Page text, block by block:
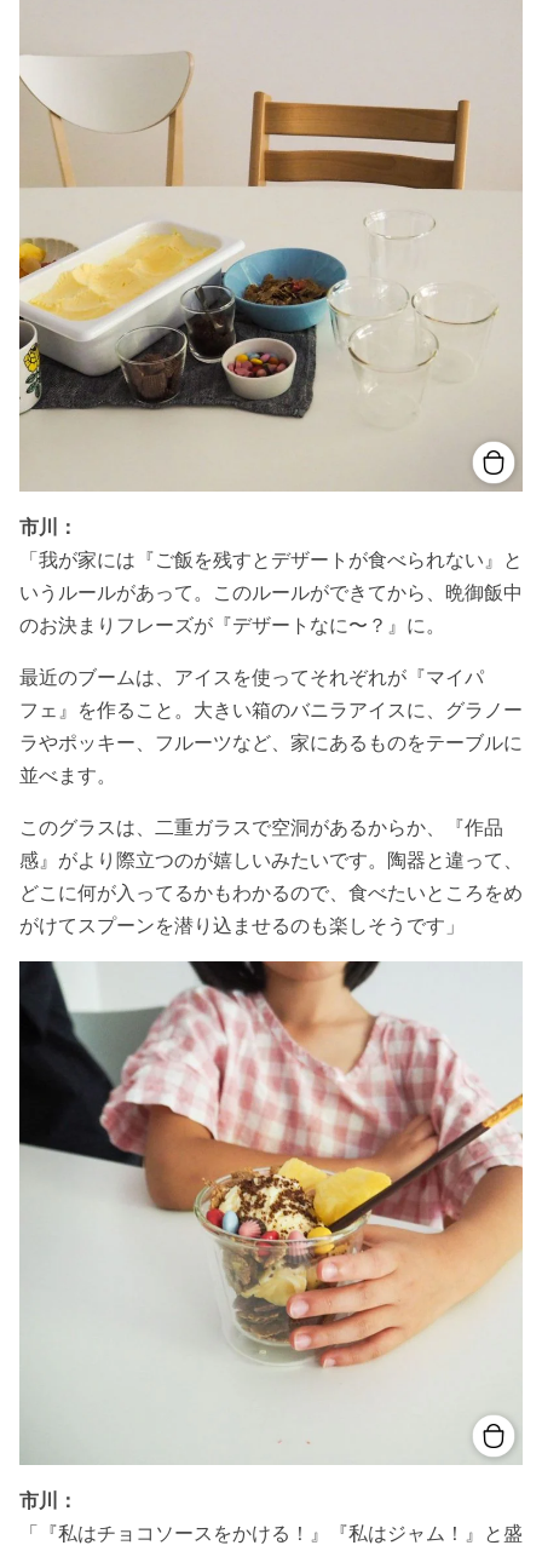
市川：
「我が家には『ご飯を残すとデザートが食べられない』と
いうルールがあって。このルールができてから、晩御飯中
のお決まりフレーズが『デザートなに〜？』に。
最近のブームは、アイスを使ってそれぞれが『マイパ
フェ』を作ること。大きい箱のバニラアイスに、グラノー
ラやポッキー、フルーツなど、家にあるものをテーブルに
並べます。
このグラスは、二重ガラスで空洞があるからか、『作品
感』がより際立つのが嬉しいみたいです。陶器と違って、
どこに何が入ってるかもわかるので、食べたいところをめ
がけてスプーンを潜り込ませるのも楽しそうです」
市川：
「 『私はチョコソースをかける！』『私はジャム！』と盛